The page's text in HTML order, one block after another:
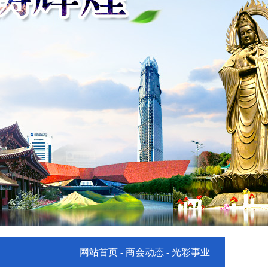
网站首页 - 商会动态 - 光彩事业